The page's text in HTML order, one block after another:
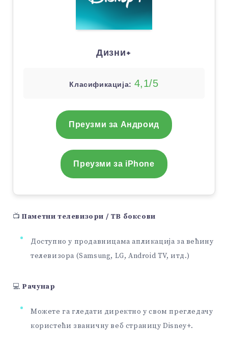
Дизни+
Класификација: 4,1/5
Преузми за Андроид
Преузми за iPhone
📺Паметни телевизори / ТВ боксови
Доступно у продавницама апликација за већину
телевизора (Samsung, LG, Android TV, итд.)
💻 Рачунар
Можете га гледати директно у свом прегледачу
користећи званичну веб страницу Disney+.